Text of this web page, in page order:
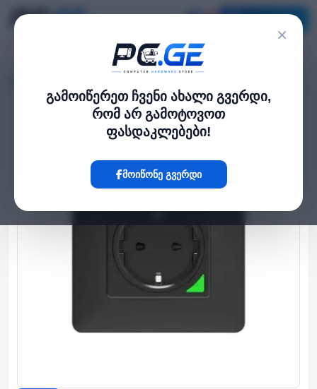
×
გამოიწერეთ ჩვენი ახალი გვერდი,
რომ არ გამოტოვოთ
ფასდაკლებები!
მოიწონე გვერდი